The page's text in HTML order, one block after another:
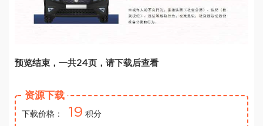
预览结束，一共24页，请下载后查看
资源下载
下载价格： 19 积分